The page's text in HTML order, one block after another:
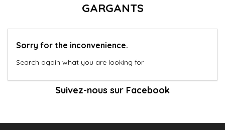
GARGANTS
Sorry for the inconvenience.
Search again what you are looking for
Suivez-nous sur Facebook